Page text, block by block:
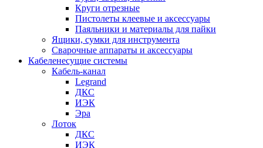
Круги отрезные
Пистолеты клеевые и аксессуары
Паяльники и материалы для пайки
Ящики, сумки для инструмента
Сварочные аппараты и аксессуары
Кабеленесущие системы
Кабель-канал
Legrand
ДКС
ИЭК
Эра
Лоток
ДКС
ИЭК